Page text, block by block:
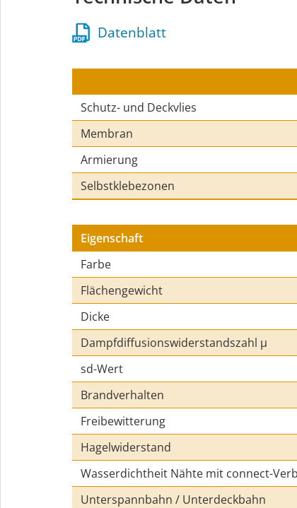
Datenblatt
Schutz- und Deckvlies
Membran
Armierung
Selbstklebezonen
Eigenschaft
Farbe
Flächengewicht
Dicke
Dampfdiffusionswiderstandszahl µ
sd-Wert
Brandverhalten
Freibewitterung
Hagelwiderstand
Wasserdichtheit Nähte mit connect-
Unterspannbahn / Unterdeckbahn